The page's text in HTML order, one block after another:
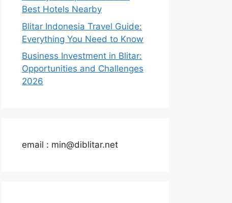
Best Hotels Nearby
Blitar Indonesia Travel Guide:
Everything You Need to Know
Business Investment in Blitar:
Opportunities and Challenges
2026
email : min@diblitar.net